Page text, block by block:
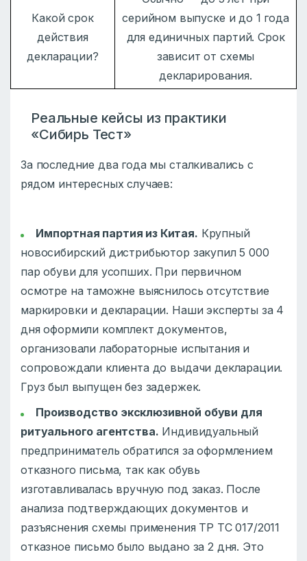
Какой срок
действия
декларации?
серийном выпуске и до 1 года
для единичных партий. Срок
зависит от схемы
декларирования.
Реальные кейсы из практики
«Сибирь Тест»
За последние два года мы сталкивались с
рядом интересных случаев:
Импортная партия из Китая. Крупный
новосибирский дистрибьютор закупил 5 000
пар обуви для усопших. При первичном
осмотре на таможне выяснилось отсутствие
маркировки и декларации. Наши эксперты за 4
дня оформили комплект документов,
организовали лабораторные испытания и
сопровождали клиента до выдачи декларации.
Груз был выпущен без задержек.
Производство эксклюзивной обуви для
ритуального агентства. Индивидуальный
предприниматель обратился за оформлением
отказного письма, так как обувь
изготавливалась вручную под заказ. После
анализа подтверждающих документов и
разъяснения схемы применения ТР ТС 017/2011
отказное письмо было выдано за 2 дня. Это